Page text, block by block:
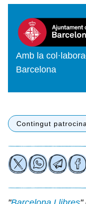
Amb la
Barcelona
Contingut